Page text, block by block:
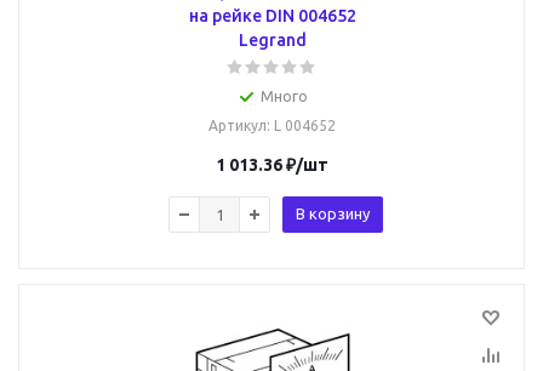
на рейке DIN 004652
Legrand
Много
Артикул: L 004652
1 013.36₽/шт
В корзину